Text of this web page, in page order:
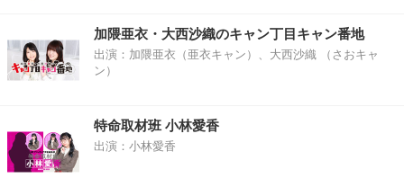
加隈亜衣・大西沙織のキャン丁目キャン番地
出演：加隈亜衣（亜衣キャン）、大西沙織 （さおキャ
ン）
特命取材班 小林愛香
出演：小林愛香